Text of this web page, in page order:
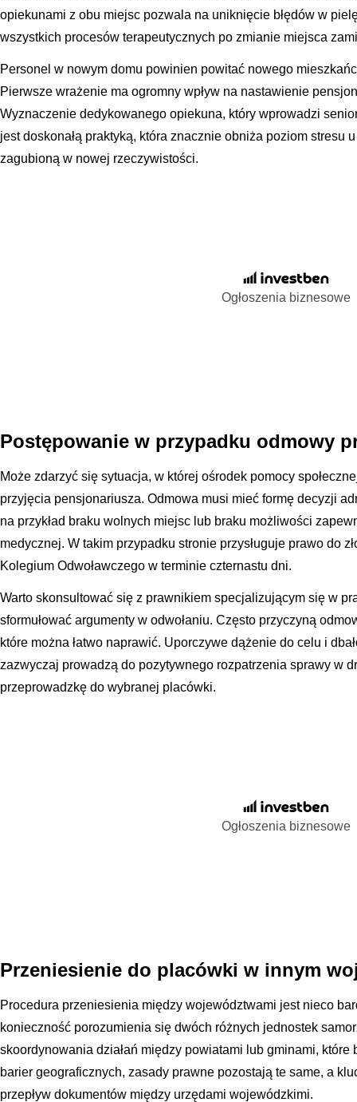
opiekunami z obu miejsc pozwala na uniknięcie błędów w
wszystkich procesów terapeutycznych po zmianie miejsca
Personel w nowym domu powinien powitać nowego
Pierwsze wrażenie ma ogromny wpływ na nastawienie
Wyznaczenie dedykowanego opiekuna, który wprowadzi
jest doskonałą praktyką, która znacznie obniża poziom stresu
zagubioną w nowej rzeczywistości.
Ogłoszenia biznesowe
Postępowanie w przypadku odmowy
Może zdarzyć się sytuacja, w której ośrodek pomocy
przyjęcia pensjonariusza. Odmowa musi mieć formę decyzji
na przykład braku wolnych miejsc lub braku możliwości
medycznej. W takim przypadku stronie przysługuje prawo do
Kolegium Odwoławczego w terminie czternastu dni.
Warto skonsultować się z prawnikiem specjalizującym się w
sformułować argumenty w odwołaniu. Często przyczyną
które można łatwo naprawić. Uporczywe dążenie do celu i
zazwyczaj prowadzą do pozytywnego rozpatrzenia sprawy w
przeprowadzkę do wybranej placówki.
Ogłoszenia biznesowe
Przeniesienie do placówki w innym
Procedura przeniesienia między województwami jest nieco
konieczność porozumienia się dwóch różnych jednostek
skoordynowania działań między powiatami lub gminami, które
barier geograficznych, zasady prawne pozostają te same, a
przepływ dokumentów między urzędami wojewódzkimi.